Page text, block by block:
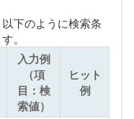
下のように検索条
。
入力例
（項
目：検
索値）
ヒット
例